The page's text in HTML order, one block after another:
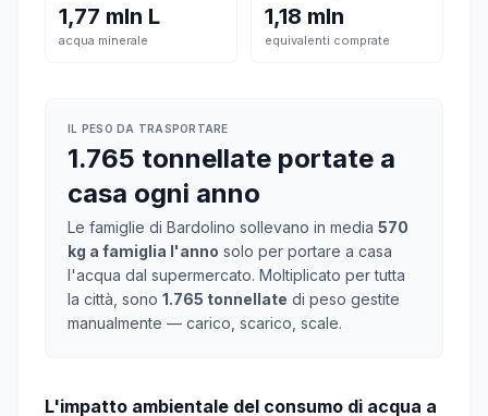
1,77 mln L
acqua minerale
1,18 mln
equivalenti comprate
IL PESO DA TRASPORTARE
1.765 tonnellate portate a
casa ogni anno
Le famiglie di Bardolino sollevano in media 570
kg a famiglia l'anno solo per portare a casa
l'acqua dal supermercato. Moltiplicato per tutta
la città, sono 1.765 tonnellate di peso gestite
manualmente — carico, scarico, scale.
L'impatto ambientale del consumo di acqua a